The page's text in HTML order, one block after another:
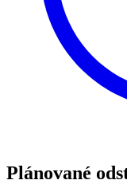
Plánované